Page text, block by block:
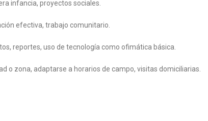
infancia, proyectos sociales.
efectiva, trabajo comunitario.
reportes, uso de tecnología como ofimática básica.
o zona, adaptarse a horarios de campo, visitas domiciliarias.